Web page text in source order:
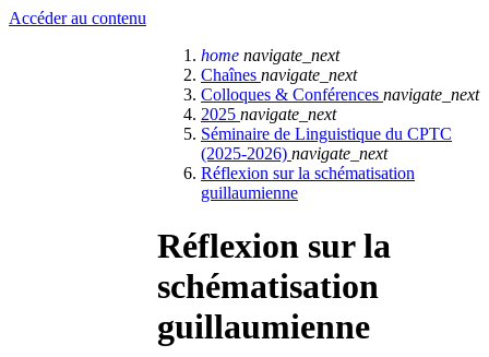
Accéder au contenu
home navigate_next
Chaînes navigate_next
Colloques & Conférences navigate_next
2025 navigate_next
Séminaire de Linguistique du CPTC
(2025-2026) navigate_next
Réflexion sur la schématisation
guillaumienne
Réflexion sur la
schématisation
guillaumienne